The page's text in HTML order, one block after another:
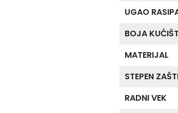
UGAO
BOJA
MATERIJAL
STEPEN
RADNI VEK